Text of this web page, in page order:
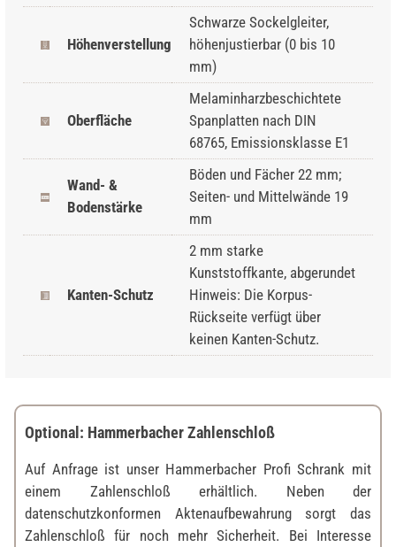
Höhenverstellung
Schwarze Sockelgleiter,
höhenjustierbar (0 bis 10
mm)
Oberfläche
Melaminharzbeschichtete
Spanplatten nach DIN
68765, Emissionsklasse E1
Wand- &
Bodenstärke
Böden und Fächer 22 mm;
Seiten- und Mittelwände 19
mm
Kanten-Schutz
2 mm starke
Kunststoffkante, abgerundet
Hinweis: Die Korpus-
Rückseite verfügt über
keinen Kanten-Schutz.
Optional: Hammerbacher Zahlenschloß
Auf Anfrage ist unser Hammerbacher Profi Schrank mit
einem Zahlenschloß erhältlich. Neben der
datenschutzkonformen Aktenaufbewahrung sorgt das
Zahlenschloß für noch mehr Sicherheit. Bei Interesse